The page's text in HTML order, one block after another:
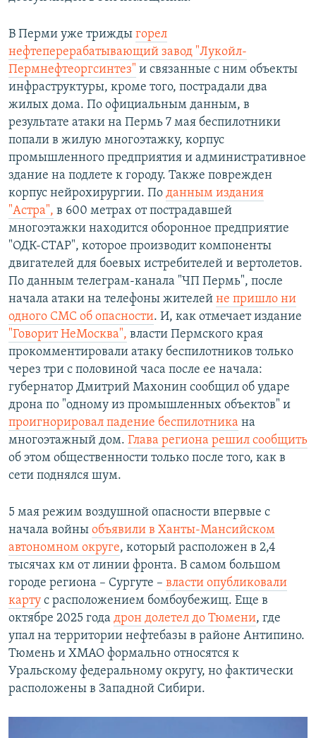
В Перми уже трижды горел
нефтеперерабатывающий завод "Лукойл-
Пермнефтеоргсинтез" и связанные с ним объекты
инфраструктуры, кроме того, пострадали два
жилых дома. По официальным данным, в
результате атаки на Пермь 7 мая беспилотники
попали в жилую многоэтажку, корпус
промышленного предприятия и административное
здание на подлете к городу. Также поврежден
корпус нейрохирургии. По данным издания
"Астра", в 600 метрах от пострадавшей
многоэтажки находится оборонное предприятие
"ОДК-СТАР", которое производит компоненты
двигателей для боевых истребителей и вертолетов.
По данным телеграм-канала "ЧП Пермь", после
начала атаки на телефоны жителей не пришло ни
одного СМС об опасности. И, как отмечает издание
"Говорит НеМосква", власти Пермского края
прокомментировали атаку беспилотников только
через три с половиной часа после ее начала:
губернатор Дмитрий Махонин сообщил об ударе
дрона по "одному из промышленных объектов" и
проигнорировал падение беспилотника на
многоэтажный дом. Глава региона решил сообщить
об этом общественности только после того, как в
сети поднялся шум.
5 мая режим воздушной опасности впервые с
начала войны объявили в Ханты-Мансийском
автономном округе, который расположен в 2,4
тысячах км от линии фронта. В самом большом
городе региона – Сургуте – власти опубликовали
карту с расположением бомбоубежищ. Еще в
октябре 2025 года дрон долетел до Тюмени, где
упал на территории нефтебазы в районе Антипино.
Тюмень и ХМАО формально относятся к
Уральскому федеральному округу, но фактически
расположены в Западной Сибири.